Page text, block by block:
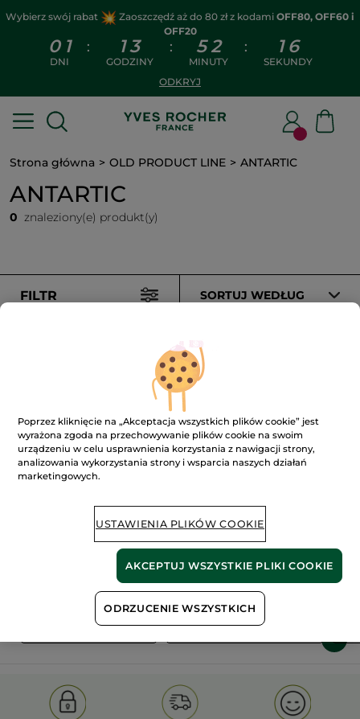
Wybierz swój rabat Zaoszczędź aż do 80 zł z kodami OFF80, OFF60 i
OFF20
0 1
DNI
: 13
GODZINY
: 5 2
MINUTY
: 1 6
SEKUNDY
ODKRYJ
Strona główna OLD PRODUCT LINE ANTARTIC
ANTARTIC
0 znaleziony(e) produkt(y)
FILTR SORTUJ WEDŁUG
roślinne
pól organicznych
Pokaż więcej
OLD PRODUCT LINE LES DEODORANTS NAT.
Poprzez kliknięcie na „Akceptacja wszystkich plików cookie” jest
wyrażona zgoda na przechowywanie plików cookie na swoim
urządzeniu w celu usprawnienia korzystania z nawigacji strony,
analizowania wykorzystania strony i wsparcia naszych działań
marketingowych.
USTAWIENIA PLIKÓW COOKIE
ODRZUCENIE WSZYSTKICH
AKCEPTUJ WSZYSTKIE PLIKI COOKIE